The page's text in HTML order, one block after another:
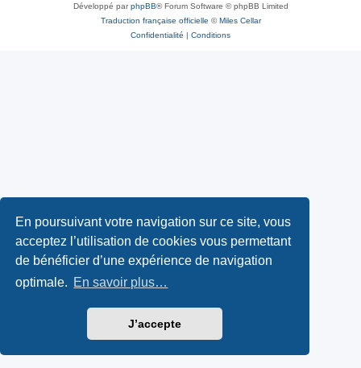
En poursuivant votre navigation sur ce site, vous
acceptez l’utilisation de cookies vous permettant
de bénéficier d’une expérience de navigation
optimale. En savoir plus…
J’accepte
Développé parphpBB® Forum Software © phpBB Limited
Traduction française officielle ©Miles Cellar
Confidentialité | Conditions